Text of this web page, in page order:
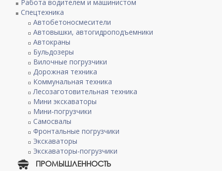
Работа водителем и машинистом
Спецтехника
Автобетоносмесители
Автовышки, автогидроподъемники
Автокраны
Бульдозеры
Вилочные погрузчики
Дорожная техника
Коммунальная техника
Лесозаготовительная техника
Мини экскаваторы
Мини-погрузчики
Самосвалы
Фронтальные погрузчики
Экскаваторы
Экскаваторы-погрузчики
ПРОМЫШЛЕННОСТЬ